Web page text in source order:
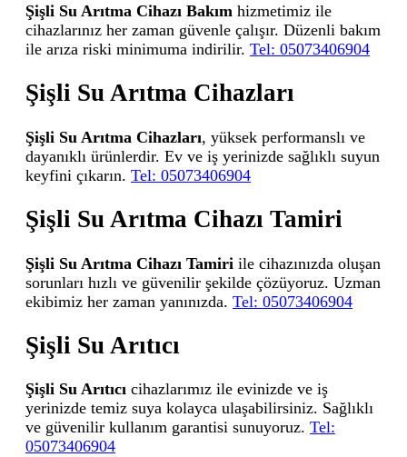
Şişli Su Arıtma Cihazı Bakım hizmetimiz ile
cihazlarınız her zaman güvenle çalışır. Düzenli bakım
ile arıza riski minimuma indirilir. Tel: 05073406904
Şişli Su Arıtma Cihazları
Şişli Su Arıtma Cihazları, yüksek performanslı ve
dayanıklı ürünlerdir. Ev ve iş yerinizde sağlıklı suyun
keyfini çıkarın. Tel: 05073406904
Şişli Su Arıtma Cihazı Tamiri
Şişli Su Arıtma Cihazı Tamiri ile cihazınızda oluşan
sorunları hızlı ve güvenilir şekilde çözüyoruz. Uzman
ekibimiz her zaman yanınızda. Tel: 05073406904
Şişli Su Arıtıcı
Şişli Su Arıtıcı cihazlarımız ile evinizde ve iş
yerinizde temiz suya kolayca ulaşabilirsiniz. Sağlıklı
ve güvenilir kullanım garantisi sunuyoruz. Tel:
05073406904